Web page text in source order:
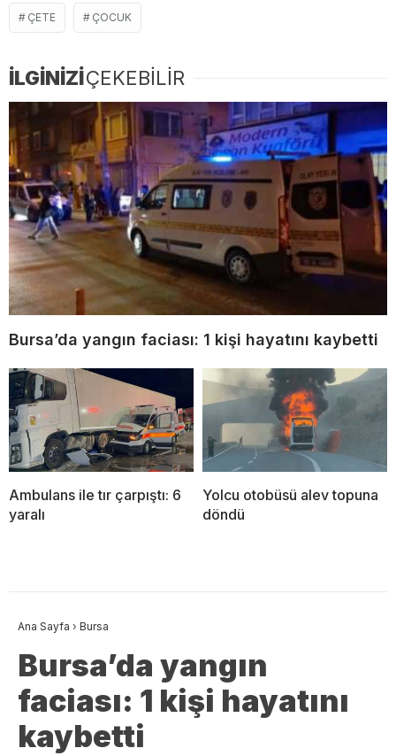
ÇETE ÇOCUK
İLGİNİZİÇEKEBİLİR
Bursa’da yangın faciası: 1 kişi hayatını kaybetti
Ambulans ile tır çarpıştı: 6
yaralı
Yolcu otobüsü alev topuna
döndü
Ana Sayfa › Bursa
Bursa’da yangın
faciası: 1 kişi hayatını
kaybetti